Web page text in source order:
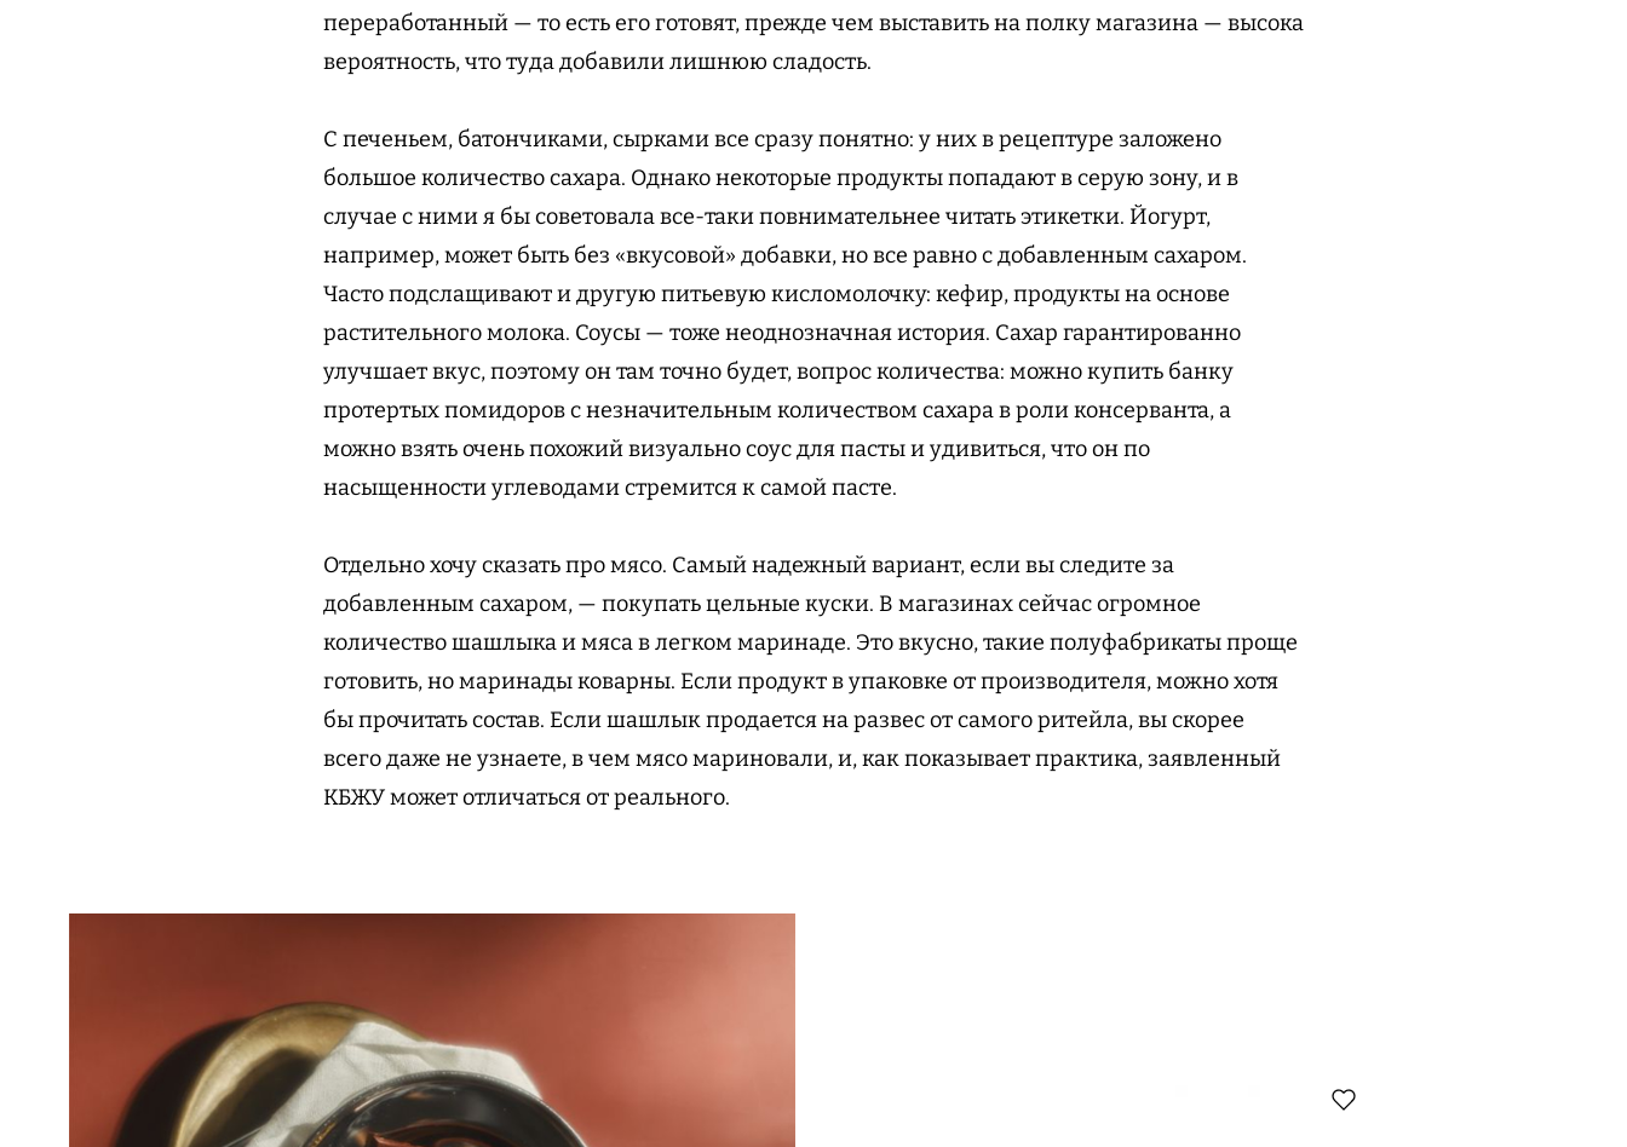
переработанный — то есть его готовят, прежде чем выставить на полку магазина — высока
вероятность, что туда добавили лишнюю сладость.
С печеньем, батончиками, сырками все сразу понятно: у них в рецептуре заложено
большое количество сахара. Однако некоторые продукты попадают в серую зону, и в
случае с ними я бы советовала все-таки повнимательнее читать этикетки. Йогурт,
например, может быть без «вкусовой» добавки, но все равно с добавленным сахаром.
Часто подслащивают и другую питьевую кисломолочку: кефир, продукты на основе
растительного молока. Соусы — тоже неоднозначная история. Сахар гарантированно
улучшает вкус, поэтому он там точно будет, вопрос количества: можно купить банку
протертых помидоров с незначительным количеством сахара в роли консерванта, а
можно взять очень похожий визуально соус для пасты и удивиться, что он по
насыщенности углеводами стремится к самой пасте.
Отдельно хочу сказать про мясо. Самый надежный вариант, если вы следите за
добавленным сахаром, — покупать цельные куски. В магазинах сейчас огромное
количество шашлыка и мяса в легком маринаде. Это вкусно, такие полуфабрикаты проще
готовить, но маринады коварны. Если продукт в упаковке от производителя, можно хотя
бы прочитать состав. Если шашлык продается на развес от самого ритейла, вы скорее
всего даже не узнаете, в чем мясо мариновали, и, как показывает практика, заявленный
КБЖУ может отличаться от реального.